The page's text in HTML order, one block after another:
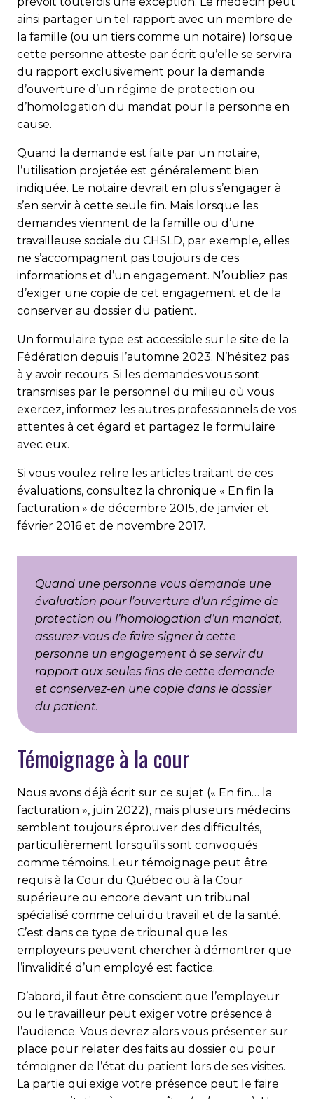
ainsi partager un tel rapport avec un membre de
la famille (ou un tiers comme un notaire) lorsque
cette personne atteste par écrit qu’elle se servira
du rapport exclusivement pour la demande
d’ouverture d’un régime de protection ou
d’homologation du mandat pour la personne en
cause.
Quand la demande est faite par un notaire,
l’utilisation projetée est généralement bien
indiquée. Le notaire devrait en plus s’engager à
s’en servir à cette seule fin. Mais lorsque les
demandes viennent de la famille ou d’une
travailleuse sociale du CHSLD, par exemple, elles
ne s’accompagnent pas toujours de ces
informations et d’un engagement. N’oubliez pas
d’exiger une copie de cet engagement et de la
conserver au dossier du patient.
Un formulaire type est accessible sur le site de la
Fédération depuis l’automne 2023. N’hésitez pas
à y avoir recours. Si les demandes vous sont
transmises par le personnel du milieu où vous
exercez, informez les autres professionnels de vos
attentes à cet égard et partagez le formulaire
avec eux.
Si vous voulez relire les articles traitant de ces
évaluations, consultez la chronique « En fin la
facturation » de dé­cem­bre 2015, de janvier et
février 2016 et de novembre 2017.
Quand une personne vous demande une
évaluation pour l’ouverture d’un régime de
protection ou l’homologation d’un mandat,
assurez-vous de faire signer à cette
personne un engagement à se servir du
rapport aux seules fins de cette demande
et conservez-en une copie dans le dossier
du patient.
Témoignage à la cour
Nous avons déjà écrit sur ce sujet (« En fin… la
facturation », juin 2022), mais plusieurs médecins
semblent toujours éprouver des difficultés,
particulièrement lorsqu’ils sont convoqués
comme témoins. Leur témoignage peut être
requis à la Cour du Québec ou à la Cour
supérieure ou encore devant un tribunal
spécialisé comme celui du travail et de la santé.
C’est dans ce type de tribunal que les
employeurs peuvent chercher à démontrer que
l’invalidité d’un employé est factice.
D’abord, il faut être conscient que l’employeur
ou le tra­vail­leur peut exiger votre présence à
l’audience. Vous devrez alors vous présenter sur
place pour relater des faits au dossier ou pour
témoigner de l’état du patient lors de ses visites.
La partie qui exige votre présence peut le faire